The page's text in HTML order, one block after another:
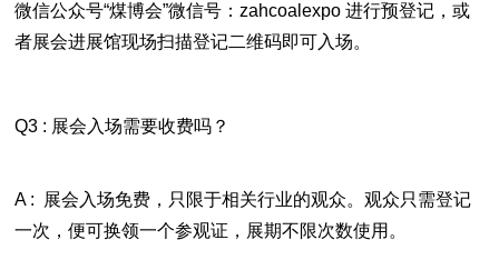
微信公众号“煤博会”微信号：zahcoalexpo 进行预登记，或
者展会进展馆现场扫描登记二维码即可入场。
Q3 : 展会入场需要收费吗？
A : 展会入场免费，只限于相关行业的观众。观众只需登记
一次，便可换领一个参观证，展期不限次数使用。